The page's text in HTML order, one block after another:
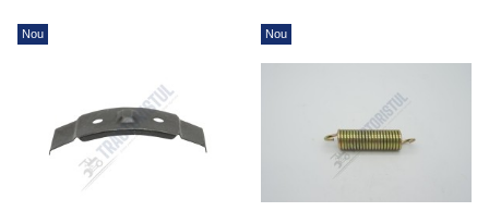
Nou Nou